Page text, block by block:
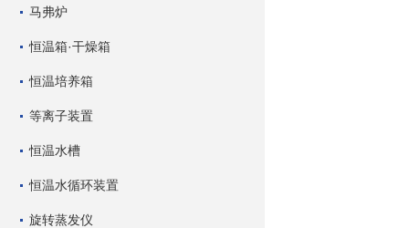
马弗炉
恒温箱·干燥箱
恒温培养箱
等离子装置
恒温水槽
恒温水循环装置
旋转蒸发仪